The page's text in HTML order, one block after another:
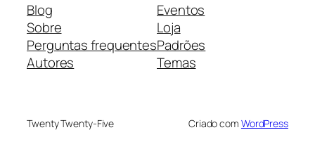
Blog
Sobre
Perguntas frequentes
Autores
Eventos
Loja
Padrões
Temas
Twenty Twenty-Five Criado com WordPress